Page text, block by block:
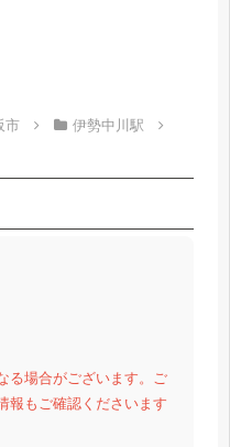
市
伊勢中川駅
る場合がございます。ご
報もご確認くださいます